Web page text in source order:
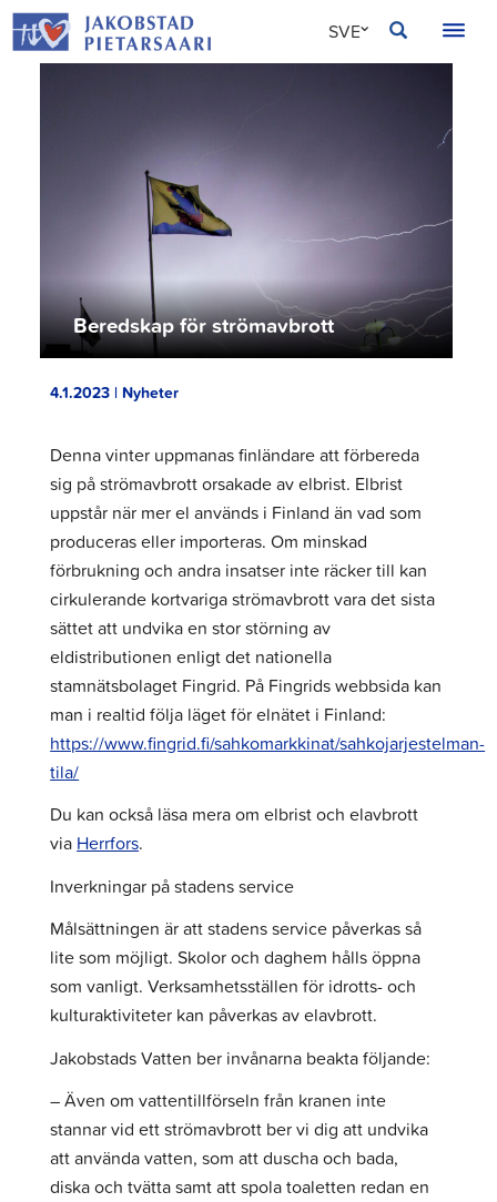
Hoppa
till
innehållet
SVE
Beredskap för strömavbrott
4.1.2023 | Nyheter
Denna vinter uppmanas finländare att förbereda
sig på strömavbrott orsakade av elbrist. Elbrist
uppstår när mer el används i Finland än vad som
produceras eller importeras. Om minskad
förbrukning och andra insatser inte räcker till kan
cirkulerande kortvariga strömavbrott vara det sista
sättet att undvika en stor störning av
eldistributionen enligt det nationella
stamnätsbolaget Fingrid. På Fingrids webbsida kan
man i realtid följa läget för elnätet i Finland:
https://www.fingrid.fi/sahkomarkkinat/sahkojarjestelman-
tila/
Du kan också läsa mera om elbrist och elavbrott
via Herrfors.
Inverkningar på stadens service
Målsättningen är att stadens service påverkas så
lite som möjligt. Skolor och daghem hålls öppna
som vanligt. Verksamhetsställen för idrotts- och
kulturaktiviteter kan påverkas av elavbrott.
Jakobstads Vatten ber invånarna beakta följande:
– Även om vattentillförseln från kranen inte
stannar vid ett strömavbrott ber vi dig att undvika
att använda vatten, som att duscha och bada,
diska och tvätta samt att spola toaletten redan en